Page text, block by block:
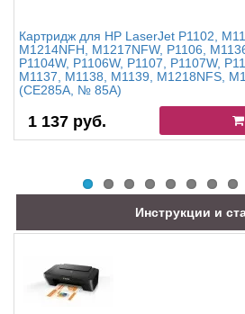
Картридж для HP LaserJet P1102,
M1214NFH, M1217NFW, P1106,
P1104W, P1106W, P1107, P1107W,
M1137, M1138, M1139, M1218NFS,
(CE285A, № 85A)
1 137 руб.
Инструкции и